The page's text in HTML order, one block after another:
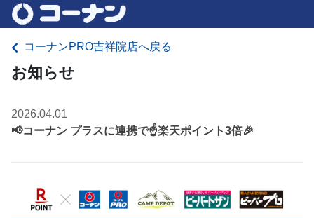
コーナンPRO吉祥院店へ戻る
お知らせ
2026.04.01
📢コーナン プラスに連携で☝️楽天ポイント3倍🎉